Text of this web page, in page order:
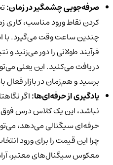
صرفه‌جویی چشمگیر در زمان:
کردن نقاط ورود مناسب، کاری
چندین ساعت وقت می‌گیرد. با
فرآیند طولانی را دور می‌زنید و
دریافت می‌کنید. این یعنی
برسید و هم‌زمان در بازار فعال
یادگیری از حرفه‌ای‌ها:اگر
نباشد، این یک کلاس درس
حرفه‌ای سیگنالی می‌دهد،
چرا این قیمت را برای ورود
معکوس سیگنال‌های معتبر،